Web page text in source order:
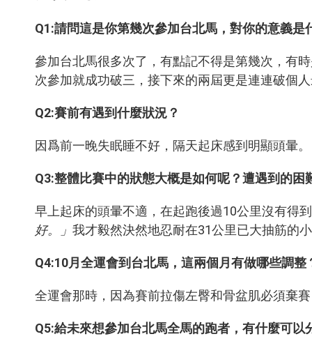
Q1:請問這是你第幾次參加台北馬，對你的意義是
參加台北馬很多次了，有點記不得是第幾次，有
次參加就成功破三，接下來的兩屆更是連連破個
Q2:賽前有遇到什麼狀況？
因爲前一晚失眠睡不好，隔天起床感到明顯頭暈。
Q3:整體比賽中的狀態大概是如何呢？遭遇到的困
早上起床的頭暈不適，在起跑後過10公里沒有得
好。」 我才毅然決然地忍耐在31公里已大抽筋的
Q4:10月全運會到台北馬，這兩個月有做哪些調整
全運會那時，因為賽前拉傷左臀和骨盆肌必須棄
Q5:給未來想參加台北馬全馬的跑者，有什麼可以